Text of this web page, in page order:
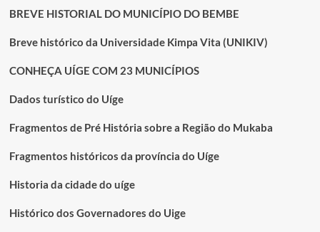
BREVE HISTORIAL DO MUNICÍPIO DO BEMBE
Breve histórico da Universidade Kimpa Vita (UNIKIV)
CONHEÇA UÍGE COM 23 MUNICÍPIOS
Dados turístico do Uíge
Fragmentos de Pré História sobre a Região do Mukaba
Fragmentos históricos da província do Uíge
Historia da cidade do uíge
Histórico dos Governadores do Uige